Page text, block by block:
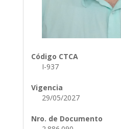
Código CTCA
I-937
Vigencia
29/05/2027
Nro. de Documento